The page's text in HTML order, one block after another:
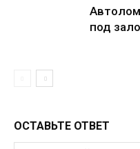
под
ОСТАВЬТЕ ОТВЕТ